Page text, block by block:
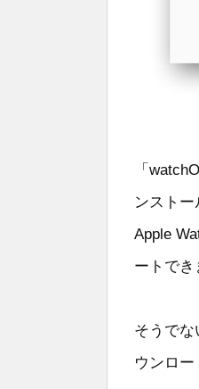
「
ンスト
Apple
ートでき
そうでな
ウンロ